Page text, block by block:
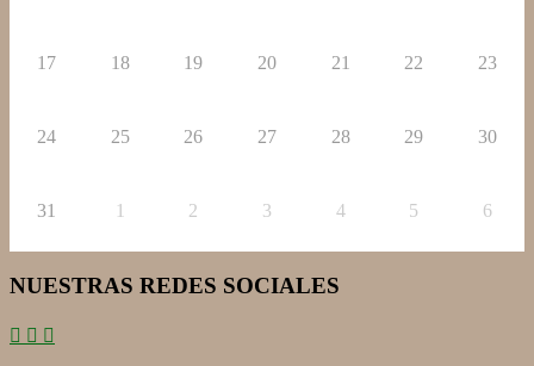
17 18 19 20 21 22 23
24 25 26 27 28 29 30
31 1 2 3 4 5 6
NUESTRAS REDES SOCIALES